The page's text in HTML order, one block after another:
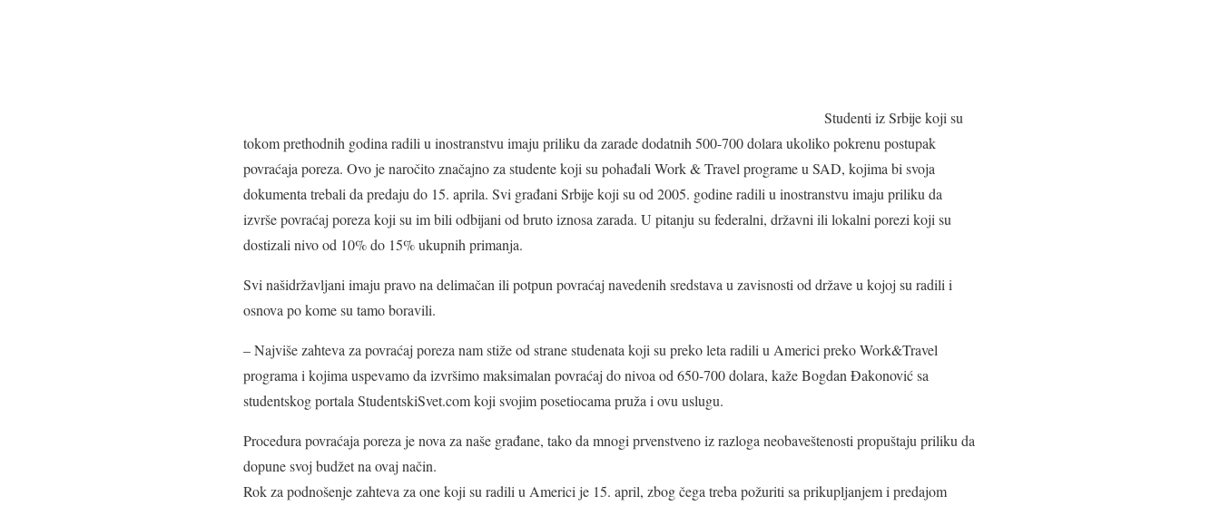
Studenti iz Srbije koji su
tokom prethodnih godina radili u inostranstvu imaju priliku da zarade dodatnih 500-700 dolara ukoliko pokrenu postupak
povraćaja poreza. Ovo je naročito značajno za studente koji su pohađali Work & Travel programe u SAD, kojima bi svoja
dokumenta trebali da predaju do 15. aprila. Svi građani Srbije koji su od 2005. godine radili u inostranstvu imaju priliku da
izvrše povraćaj poreza koji su im bili odbijani od bruto iznosa zarada. U pitanju su federalni, državni ili lokalni porezi koji su
dostizali nivo od 10% do 15% ukupnih primanja.
Svi našidržavljani imaju pravo na delimačan ili potpun povraćaj navedenih sredstava u zavisnosti od države u kojoj su radili i
osnova po kome su tamo boravili.
– Najviše zahteva za povraćaj poreza nam stiže od strane studenata koji su preko leta radili u Americi preko Work&Travel
programa i kojima uspevamo da izvršimo maksimalan povraćaj do nivoa od 650-700 dolara, kaže Bogdan Đakonović sa
studentskog portala StudentskiSvet.com koji svojim posetiocama pruža i ovu uslugu.
Procedura povraćaja poreza je nova za naše građane, tako da mnogi prvenstveno iz razloga neobaveštenosti propuštaju priliku da
dopune svoj budžet na ovaj način.
Rok za podnošenje zahteva za one koji su radili u Americi je 15. april, zbog čega treba požuriti sa prikupljanjem i predajom